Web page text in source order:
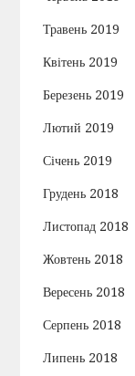
Травень 2019
Квітень 2019
Березень 2019
Лютий 2019
Січень 2019
Грудень 2018
Листопад 2018
Жовтень 2018
Вересень 2018
Серпень 2018
Липень 2018